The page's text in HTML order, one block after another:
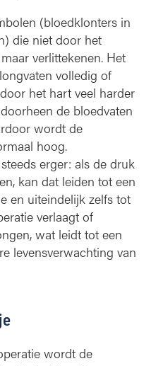
(bloedklonters in
die niet door het
verlittekenen. Het
volledig of
het hart veel harder
de bloedvaten
wordt de
hoog.
erger: als de druk
kan dat leiden tot een
en uiteindelijk zelfs tot
verlaagt of
wat leidt tot een
levensverwachting van
wordt de